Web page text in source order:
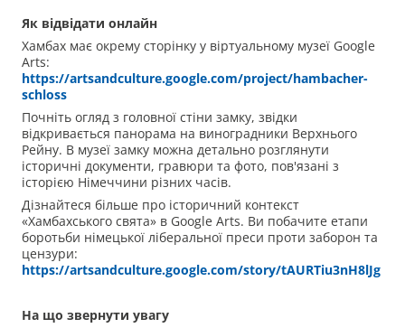
Як відвідати онлайн
Хамбах має окрему сторінку у віртуальному музеї Google
Arts:
https://artsandculture.google.com/project/hambacher-
schloss
Почніть огляд з головної стіни замку, звідки
відкривається панорама на виноградники Верхнього
Рейну. В музеї замку можна детально розглянути
історичні документи, гравюри та фото, пов'язані з
історією Німеччини різних часів.
Дізнайтеся більше про історичний контекст
«Хамбахського свята» в Google Arts. Ви побачите етапи
боротьби німецької ліберальної преси проти заборон та
цензури:
https://artsandculture.google.com/story/tAURTiu3nH8lJg
На що звернути увагу